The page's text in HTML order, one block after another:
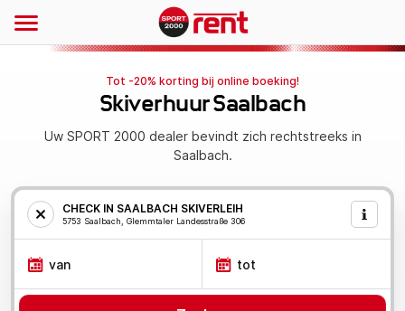
Tot -20% korting bij online boeking!
Skiverhuur Saalbach
Uw SPORT 2000 dealer bevindt zich rechtstreeks in
Saalbach.
CHECK IN SAALBACH SKIVERLEIH
5753 Saalbach, Glemmtaler Landesstraße 306
van tot